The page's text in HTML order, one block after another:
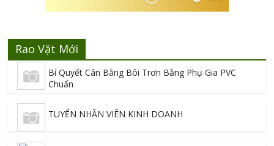
Rao Vặt Mới
Bí Quyết Cân Bằng Bôi Trơn Bằng Phụ Gia PVC
Chuẩn
TUYỂN NHÂN VIÊN KINH DOANH